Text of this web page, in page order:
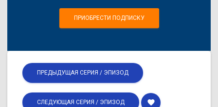
ПРИОБРЕСТИ ПОДПИСКУ
ПРЕДЫДУЩАЯ СЕРИЯ / ЭПИЗОД
СЛЕДУЮЩАЯ СЕРИЯ / ЭПИЗОД favorite